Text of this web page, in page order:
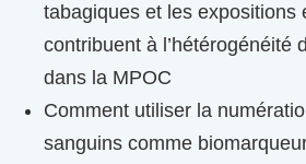
tabagiques et les expositions
contribuent à l’hétérogénéité
dans la MPOC
Comment utiliser la
sanguins comme